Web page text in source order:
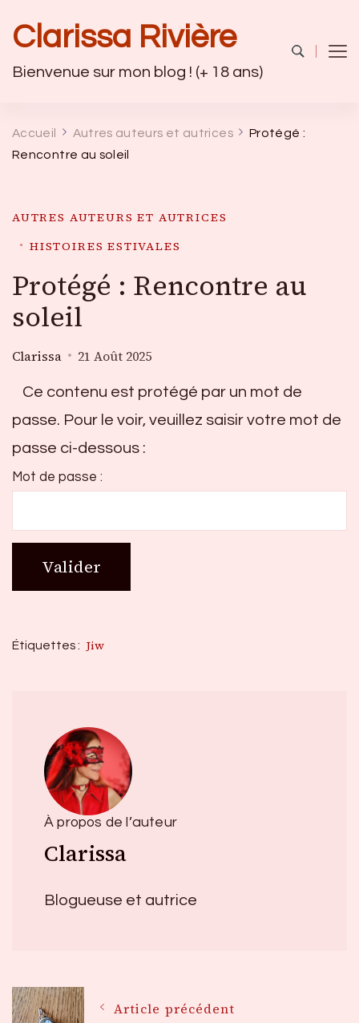
Clarissa Rivière
Bienvenue sur mon blog ! (+ 18 ans)
Accueil Autres auteurs et autrices
Protégé :
Rencontre au soleil
AUTRES AUTEURS ET AUTRICES
HISTOIRES ESTIVALES
Protégé : Rencontre au
soleil
Clarissa 21 Août 2025
Ce contenu est protégé par un mot de
passe. Pour le voir, veuillez saisir votre mot de
passe ci-dessous :
Mot de passe :
Étiquettes : Jiw
À propos de l’auteur
Clarissa
Blogueuse et autrice
Navigation
Article précédent